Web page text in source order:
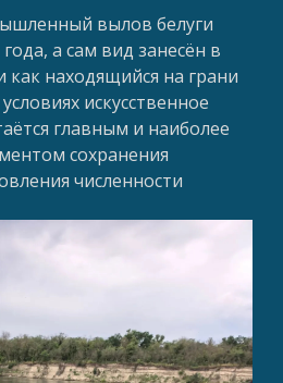
вылов белуги
а сам вид занесён в
как находящийся на грани
искусственное
главным и наиболее
сохранения
численности